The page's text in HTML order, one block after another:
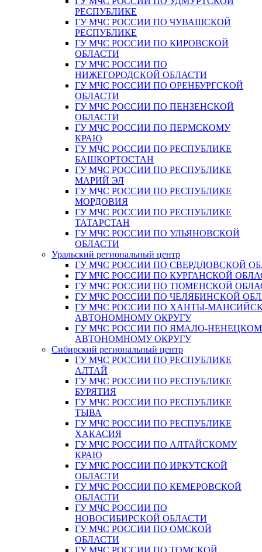
РЕСПУБЛИКЕ
ГУ МЧС РОССИИ ПО ЧУВАШСКОЙ
РЕСПУБЛИКЕ
ГУ МЧС РОССИИ ПО КИРОВСКОЙ
ОБЛАСТИ
ГУ МЧС РОССИИ ПО
НИЖЕГОРОДСКОЙ ОБЛАСТИ
ГУ МЧС РОССИИ ПО ОРЕНБУРГСКОЙ
ОБЛАСТИ
ГУ МЧС РОССИИ ПО ПЕНЗЕНСКОЙ
ОБЛАСТИ
ГУ МЧС РОССИИ ПО ПЕРМСКОМУ
КРАЮ
ГУ МЧС РОССИИ ПО РЕСПУБЛИКЕ
БАШКОРТОСТАН
ГУ МЧС РОССИИ ПО РЕСПУБЛИКЕ
МАРИЙ ЭЛ
ГУ МЧС РОССИИ ПО РЕСПУБЛИКЕ
МОРДОВИЯ
ГУ МЧС РОССИИ ПО РЕСПУБЛИКЕ
ТАТАРСТАН
ГУ МЧС РОССИИ ПО УЛЬЯНОВСКОЙ
ОБЛАСТИ
Уральский региональный центр
ГУ МЧС РОССИИ ПО СВЕРДЛОВСКОЙ
ГУ МЧС РОССИИ ПО КУРГАНСКОЙ
ГУ МЧС РОССИИ ПО ТЮМЕНСКОЙ
ГУ МЧС РОССИИ ПО ЧЕЛЯБИНСКОЙ
ГУ МЧС РОССИИ ПО ХАНТЫ-
АВТОНОМНОМУ ОКРУГУ
ГУ МЧС РОССИИ ПО ЯМАЛО-
АВТОНОМНОМУ ОКРУГУ
Сибирский региональный центр
ГУ МЧС РОССИИ ПО РЕСПУБЛИКЕ
АЛТАЙ
ГУ МЧС РОССИИ ПО РЕСПУБЛИКЕ
БУРЯТИЯ
ГУ МЧС РОССИИ ПО РЕСПУБЛИКЕ
ТЫВА
ГУ МЧС РОССИИ ПО РЕСПУБЛИКЕ
ХАКАСИЯ
ГУ МЧС РОССИИ ПО АЛТАЙСКОМУ
КРАЮ
ГУ МЧС РОССИИ ПО ИРКУТСКОЙ
ОБЛАСТИ
ГУ МЧС РОССИИ ПО КЕМЕРОВСКОЙ
ОБЛАСТИ
ГУ МЧС РОССИИ ПО
НОВОСИБИРСКОЙ ОБЛАСТИ
ГУ МЧС РОССИИ ПО ОМСКОЙ
ОБЛАСТИ
ГУ МЧС РОССИИ ПО ТОМСКОЙ